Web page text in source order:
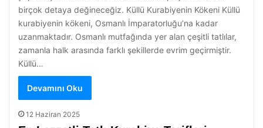
birçok detaya değineceğiz. Küllü Kurabiyenin Kökeni Küllü
kurabiyenin kökeni, Osmanlı İmparatorluğu’na kadar
uzanmaktadır. Osmanlı mutfağında yer alan çeşitli tatlılar,
zamanla halk arasında farklı şekillerde evrim geçirmiştir.
Küllü…
Devamını Oku
12 Haziran 2025